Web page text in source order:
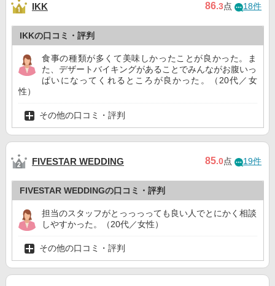
IKK 86.3点 18件
IKKの口コミ・評判
食事の種類が多くて美味しかったことが良かった。ま
た、デザートバイキングがあることでみんながお腹いっ
ぱいになってくれるところが良かった。（20代／女
性）
その他の口コミ・評判
FIVESTAR WEDDING 85.0点 19件
FIVESTAR WEDDINGの口コミ・評判
担当のスタッフがとっっっっても良い人でとにかく相談
しやすかった。（20代／女性）
その他の口コミ・評判